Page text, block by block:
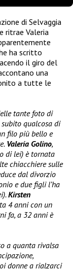
di Selvaggia
ritrae Valeria
ha scritto
il giro del
una
a tutte le
tante foto di
qualcosa di
filo più bello e
Valeria Golino,
di lei) è tornata
chiacchiere sulle
dal divorzio
e due figli l’ha
Kirsten
4 anni con un
fa, a 32 anni è
a quanta rivalsa
donne a rialzarci